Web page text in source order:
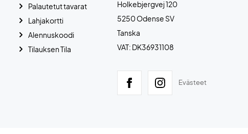
Holkebjergvej 120
5250 Odense SV
Tanska
VAT: DK36931108
Evästeet
Palautetut tavarat
Lahjakortti
Alennuskoodi
Tilauksen Tila